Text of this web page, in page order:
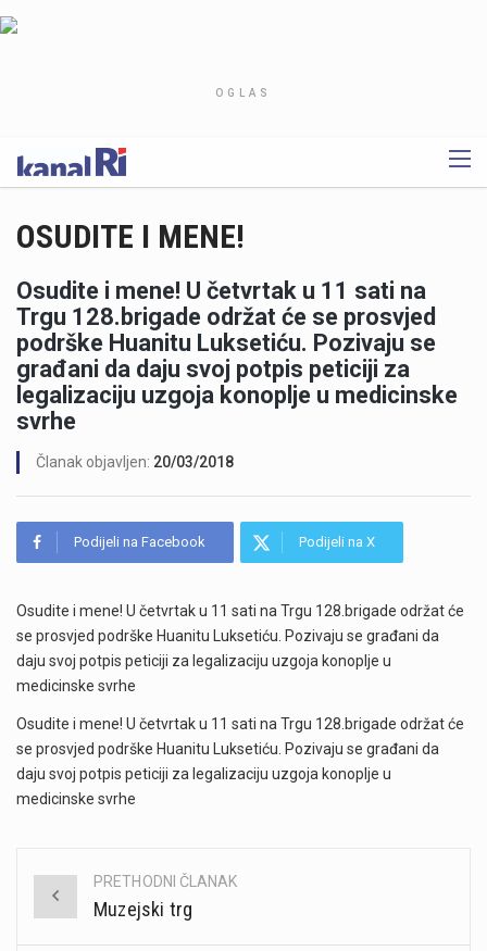
OGLAS
OSUDITE I MENE!
Osudite i mene! U četvrtak u 11 sati na
Trgu 128.brigade održat će se prosvjed
podrške Huanitu Luksetiću. Pozivaju se
građani da daju svoj potpis peticiji za
legalizaciju uzgoja konoplje u medicinske
svrhe
Članak objavljen: 20/03/2018
Podijeli na Facebook Podijeli na X
Osudite i mene! U četvrtak u 11 sati na Trgu 128.brigade održat će
se prosvjed podrške Huanitu Luksetiću. Pozivaju se građani da
daju svoj potpis peticiji za legalizaciju uzgoja konoplje u
medicinske svrhe
Osudite i mene! U četvrtak u 11 sati na Trgu 128.brigade održat će
se prosvjed podrške Huanitu Luksetiću. Pozivaju se građani da
daju svoj potpis peticiji za legalizaciju uzgoja konoplje u
medicinske svrhe
Post
navigation
PRETHODNI ČLANAK
Muzejski trg